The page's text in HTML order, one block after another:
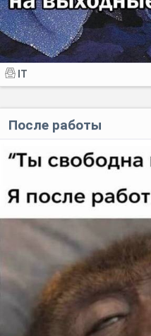
IT
После работы